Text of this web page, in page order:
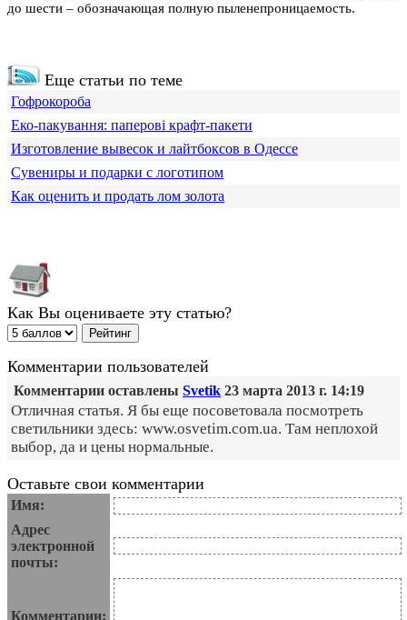
до шести – обозначающая полную пыленепроницаемость.
Еще статьи по теме
Гофрокороба
Еко-пакування: паперові крафт-пакети
Изготовление вывесок и лайтбоксов в Одессе
Сувениры и подарки с логотипом
Как оценить и продать лом золота
Как Вы оцениваете эту статью?
Комментарии пользователей
Комментарии оставлены Svetik 23 марта 2013 г. 14:19
Отличная статья. Я бы еще посоветовала посмотреть
светильники здесь: www.osvetim.com.ua. Там неплохой
выбор, да и цены нормальные.
Оставьте свои комментарии
Имя:
Адрес
электронной
почты:
Комментарии: